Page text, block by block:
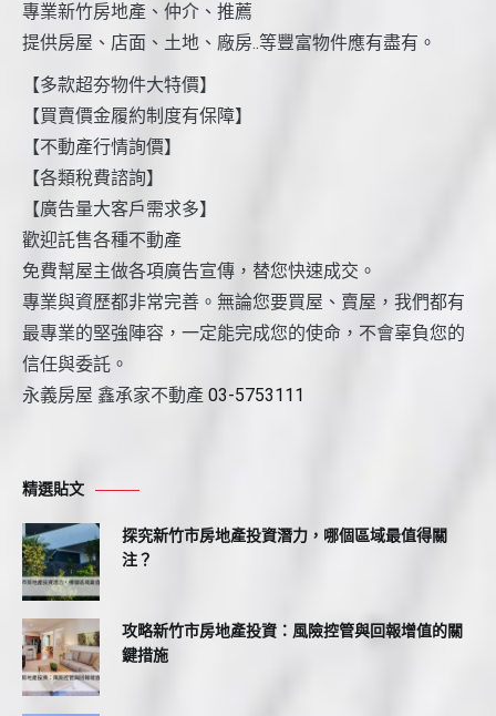
專業新竹房地產、仲介、推薦
提供房屋、店面、土地、廠房..等豐富物件應有盡有。
【多款超夯物件大特價】
【買賣價金履約制度有保障】
【不動產行情詢價】
【各類稅費諮詢】
【廣告量大客戶需求多】
歡迎託售各種不動產
免費幫屋主做各項廣告宣傳，替您快速成交。
專業與資歷都非常完善。無論您要買屋、賣屋，我們都有
最專業的堅強陣容，一定能完成您的使命，不會辜負您的
信任與委託。
永義房屋 鑫承家不動產 03-5753111
精選貼文
探究新竹市房地產投資潛力，哪個區域最值得關
注？
攻略新竹市房地產投資：風險控管與回報增值的關
鍵措施